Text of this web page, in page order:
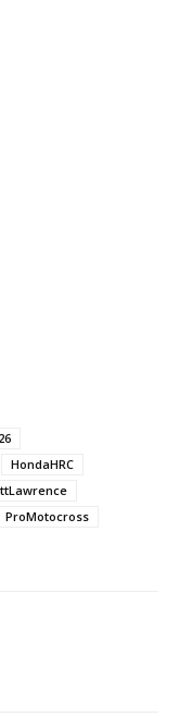
HondaHRC
ProMotocross